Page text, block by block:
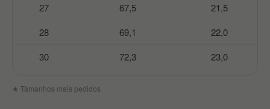
27
67,5
21,5
28
69,1
22,0
30
72,3 23,0
★ Tamanhos mais pedidos